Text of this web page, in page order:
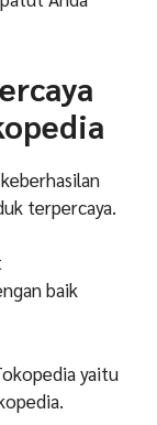
terpercaya.
baik
yaitu